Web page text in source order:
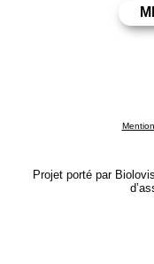
Projet porté par